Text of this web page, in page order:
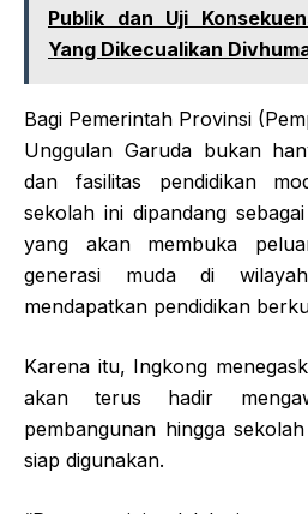
Publik dan Uji
Yang Dikecualikan
Bagi Pemerintah Provinsi
Unggulan Garuda bukan
dan fasilitas pendidikan
sekolah ini dipandang
yang akan membuka
generasi muda di
mendapatkan pendidikan
Karena itu, Ingkong
akan terus hadir
pembangunan hingga
siap digunakan.